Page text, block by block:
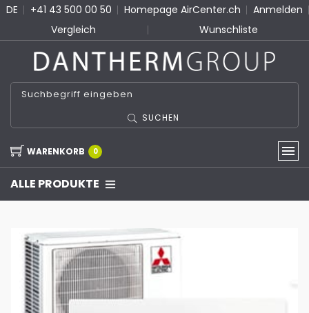
DE +41 43 500 00 50 Homepage AirCenter.ch
Anmelden
Vergleich
Wunschliste
SUCHEN
WARENKORB 0
ALLE PRODUKTE